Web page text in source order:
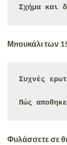
Σχήμα και
Μπουκάλι των
Συχνές
Πώς
Φυλάσσετε σε